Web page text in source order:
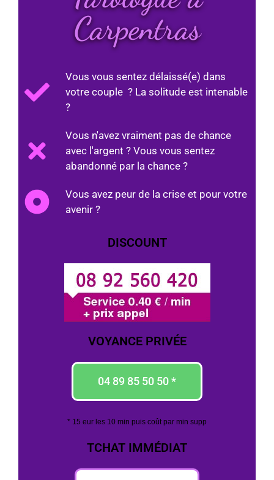
Carpentras
Vous vous sentez délaissé(e) dans
votre couple ? La solitude est intenable
?
Vous n'avez vraiment pas de chance
avec l'argent ? Vous vous sentez
abandonné par la chance ?
Vous avez peur de la crise et pour votre
avenir ?
DISCOUNT
VOYANCE PRIVÉE
04 89 85 50 50 *
* 15 eur les 10 min puis coût par min supp
TCHAT IMMÉDIAT